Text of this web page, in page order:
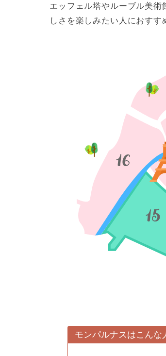
エッフェル塔やルーブル美
しさを楽しみたい人におすす
モンパルナスはこんな